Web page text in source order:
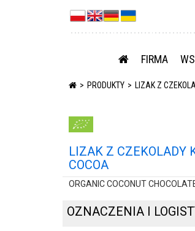
FIRMA
PRODUKTY LIZAK Z
LIZAK Z CZEKOLADY
COCOA
ORGANIC COCONUT
OZNACZENIA I